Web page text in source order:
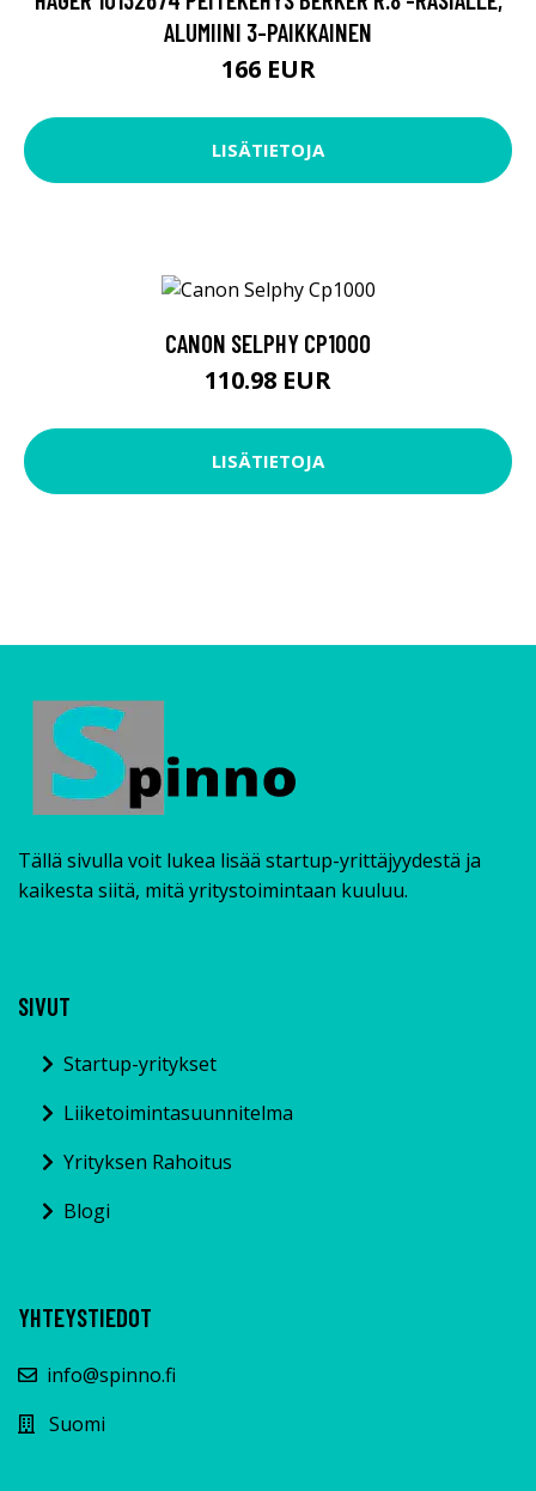
ALUMIINI 3-PAIKKAINEN
166 EUR
LISÄTIETOJA
CANON SELPHY CP1000
110.98 EUR
LISÄTIETOJA
Tällä sivulla voit lukea lisää startup-yrittäjyydestä ja
kaikesta siitä, mitä yritystoimintaan kuuluu.
SIVUT
Startup-yritykset
Liiketoimintasuunnitelma
Yrityksen Rahoitus
Blogi
YHTEYSTIEDOT
info@spinno.fi
Suomi